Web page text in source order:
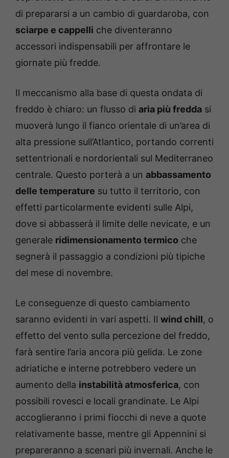
di prepararsi a un cambio di guardaroba, con
sciarpe e cappelli che diventeranno
accessori indispensabili per affrontare le
giornate più fredde.
Il meccanismo alla base di questa ondata di
freddo è chiaro: un flusso di aria più fredda si
muoverà lungo il fianco orientale di un’area di
alta pressione sull’Atlantico, portando correnti
settentrionali e nordorientali sul Mediterraneo
centrale. Questo porterà a un abbassamento
delle temperature su tutto il territorio, con
effetti particolarmente evidenti sulle Alpi,
dove si abbasserà il limite delle nevicate, e un
generale ridimensionamento termico che
segnerà il passaggio a condizioni più tipiche
del mese di novembre.
Le conseguenze di questo cambiamento
saranno evidenti in vari aspetti. Il wind chill, o
effetto del vento sulla percezione del freddo,
farà sentire l’aria ancora più gelida. Le zone
adriatiche e interne potrebbero vedere un
aumento della instabilità atmosferica, con
possibili rovesci e locali grandinate. Le Alpi
accoglieranno i primi fiocchi di neve a quote
relativamente basse, mentre gli Appennini si
prepareranno a scenari più invernali. Anche le